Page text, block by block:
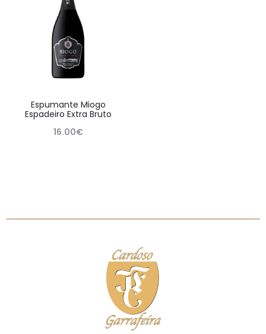
Espumante Miogo
Espadeiro Extra Bruto
16.00€